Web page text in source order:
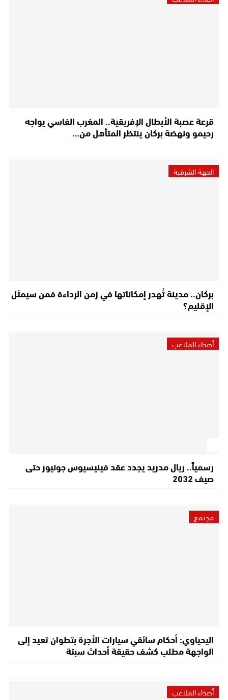
قرعة عصبة الأبطال الإفريقية.. المغرب الفاسي يواجه
رحيمو ونهضة بركان ينتظر المتأهل من…
الجهة الشرقية
بركان.. مدينة تُهدر إمكاناتها في زمن الرداءة فمن سيمثل
الإقليم؟
أصداء الملاعب
رسمياً.. ريال مدريد يجدد عقد فينيسيوس جونيور حتى
صيف 2032
مجتمع
اليحياوي: أحكام سائقي سيارات الأجرة بتطوان تعيد إلى
الواجهة مطلب كشف حقيقة أحداث سبتة
أصداء الملاعب